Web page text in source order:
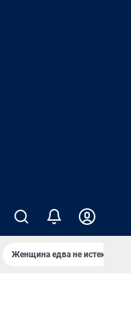
Женщина едва не истекла